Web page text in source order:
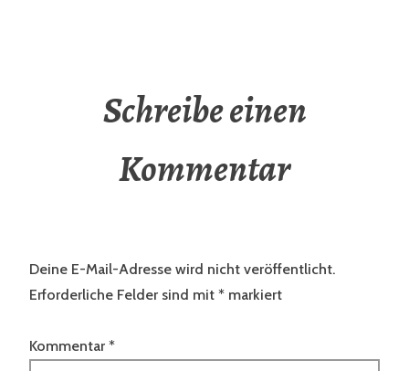
Schreibe einen
Kommentar
Deine E-Mail-Adresse wird nicht veröffentlicht.
Erforderliche Felder sind mit * markiert
Kommentar *